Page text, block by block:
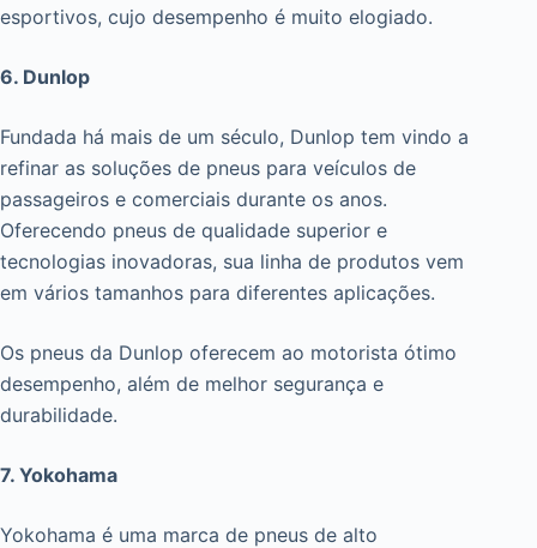
esportivos, cujo desempenho é muito elogiado.
6. Dunlop
Fundada há mais de um século, Dunlop tem vindo a
refinar as soluções de pneus para veículos de
passageiros e comerciais durante os anos.
Oferecendo pneus de qualidade superior e
tecnologias inovadoras, sua linha de produtos vem
em vários tamanhos para diferentes aplicações.
Os pneus da Dunlop oferecem ao motorista ótimo
desempenho, além de melhor segurança e
durabilidade.
7. Yokohama
Yokohama é uma marca de pneus de alto